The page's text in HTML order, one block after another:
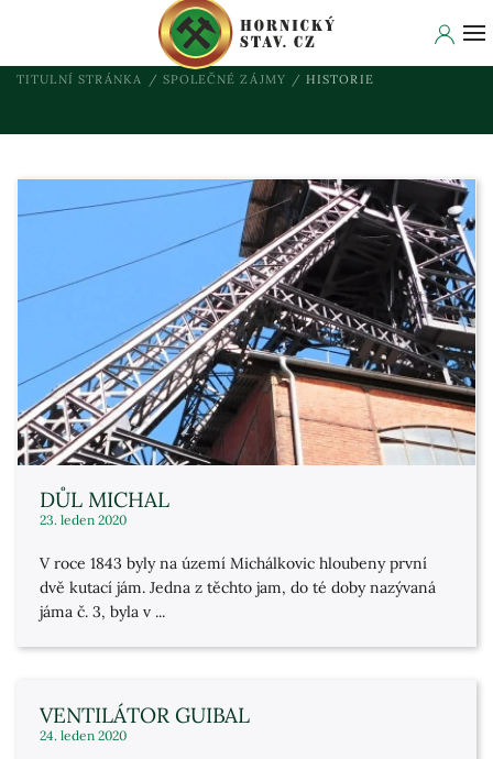
TITULNÍ STRÁNKA SPOLEČNÉ ZÁJMY HISTORIE
DŮL MICHAL
23. leden 2020
V roce 1843 byly na území Michálkovic hloubeny první
dvě kutací jám. Jedna z těchto jam, do té doby nazývaná
jáma č. 3, byla v ...
VENTILÁTOR GUIBAL
24. leden 2020